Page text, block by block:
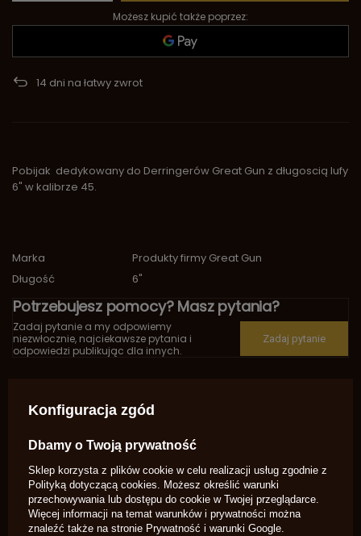
Możesz kupić także poprzez:
14 dni na łatwy zwrot
Pobijak dedykowany do Derringerów Great Gun z długoscią lufy
6" w kalibrze 45.
Marka
Produkty firmy Great Gun
Długość
6"
Potrzebujesz pomocy? Masz pytania?
Zadaj pytanie a my odpowiemy
niezwłocznie, najciekawsze pytania i
odpowiedzi publikując dla innych.
Zadaj pytanie
OPINIE O POBIJAK GREAT GUN.45 6"
5.00
Liczba wystawionych opinii: 22
Napisz swoją opinię
Konfiguracja zgód
Dbamy o Twoją prywatność
Sklep korzysta z plików cookie w celu realizacji usług zgodnie z
Polityką dotyczącą cookies. Możesz określić warunki
przechowywania lub dostępu do cookie w Twojej przeglądarce.
Więcej informacji na temat warunków i prywatności można
znaleźć także na stronie Prywatność i warunki Google.